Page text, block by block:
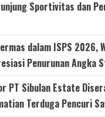
Sportivitas dan
dalam ISPS 2026,
Penurunan Angka
PT Sibulan Estate
Terduga Pencuri